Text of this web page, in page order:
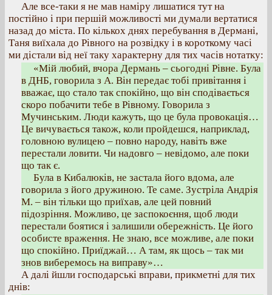
Але все-таки я не мав наміру лишатися тут на
постійно і при першій можливості ми думали вертатися
назад до міста. По кількох днях перебування в Дермані,
Таня виїхала до Рівного на розвідку і в короткому часі
ми дістали від неї таку характерну для тих часів нотатку:
«Мій любий, вчора Дермань – сьогодні Рівне. Була
в ДНБ, говорила з А. Він передає тобі привітання і
вважає, що стало так спокійно, що він сподівається
скоро побачити тебе в Рівному. Говорила з
Мучинським. Люди кажуть, що це була провокація…
Це вичувається також, коли пройдешся, наприклад,
головною вулицею – повно народу, навіть вже
перестали ловити. Чи надовго – невідомо, але поки
що так є.
Була в Кибалюків, не застала його вдома, але
говорила з його дружиною. Те саме. Зустріла Андрія
М. – він тільки що приїхав, але цей повний
підозріння. Можливо, це заспокоєння, щоб люди
перестали боятися і залишили обережність. Це його
особисте враження. Не знаю, все можливе, але поки
що спокійно. Приїджай… А там, як щось – так ми
знов виберемось на виправу»…
А далі йшли господарські вправи, прикметні для тих
днів: